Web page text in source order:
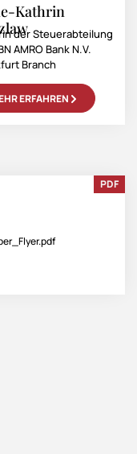
Kathrin
der Steuerabteilung
AMRO Bank N.V.
Branch
ERFAHREN
PDF